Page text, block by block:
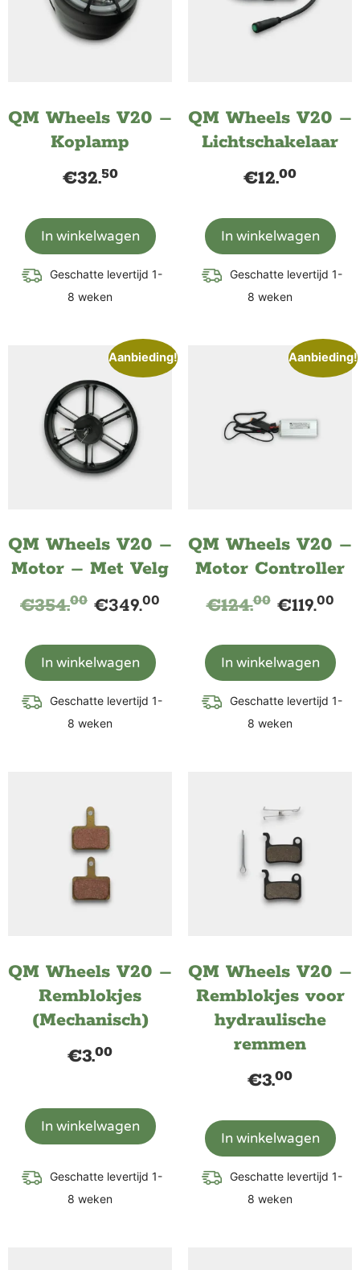
QM Wheels V20 –
Koplamp
€32.50
In winkelwagen
Geschatte levertijd 1-
8 weken
QM Wheels V20 –
Lichtschakelaar
€12.00
In winkelwagen
Geschatte levertijd 1-
8 weken
Aanbieding!
QM Wheels V20 –
Motor – Met Velg
€354.00 €349.00
In winkelwagen
Geschatte levertijd 1-
8 weken
Aanbieding!
QM Wheels V20 –
Motor Controller
€124.00 €119.00
In winkelwagen
Geschatte levertijd 1-
8 weken
QM Wheels V20 –
Remblokjes
(Mechanisch)
€3.00
In winkelwagen
Geschatte levertijd 1-
8 weken
QM Wheels V20 –
Remblokjes voor
hydraulische
remmen
€3.00
In winkelwagen
Geschatte levertijd 1-
8 weken